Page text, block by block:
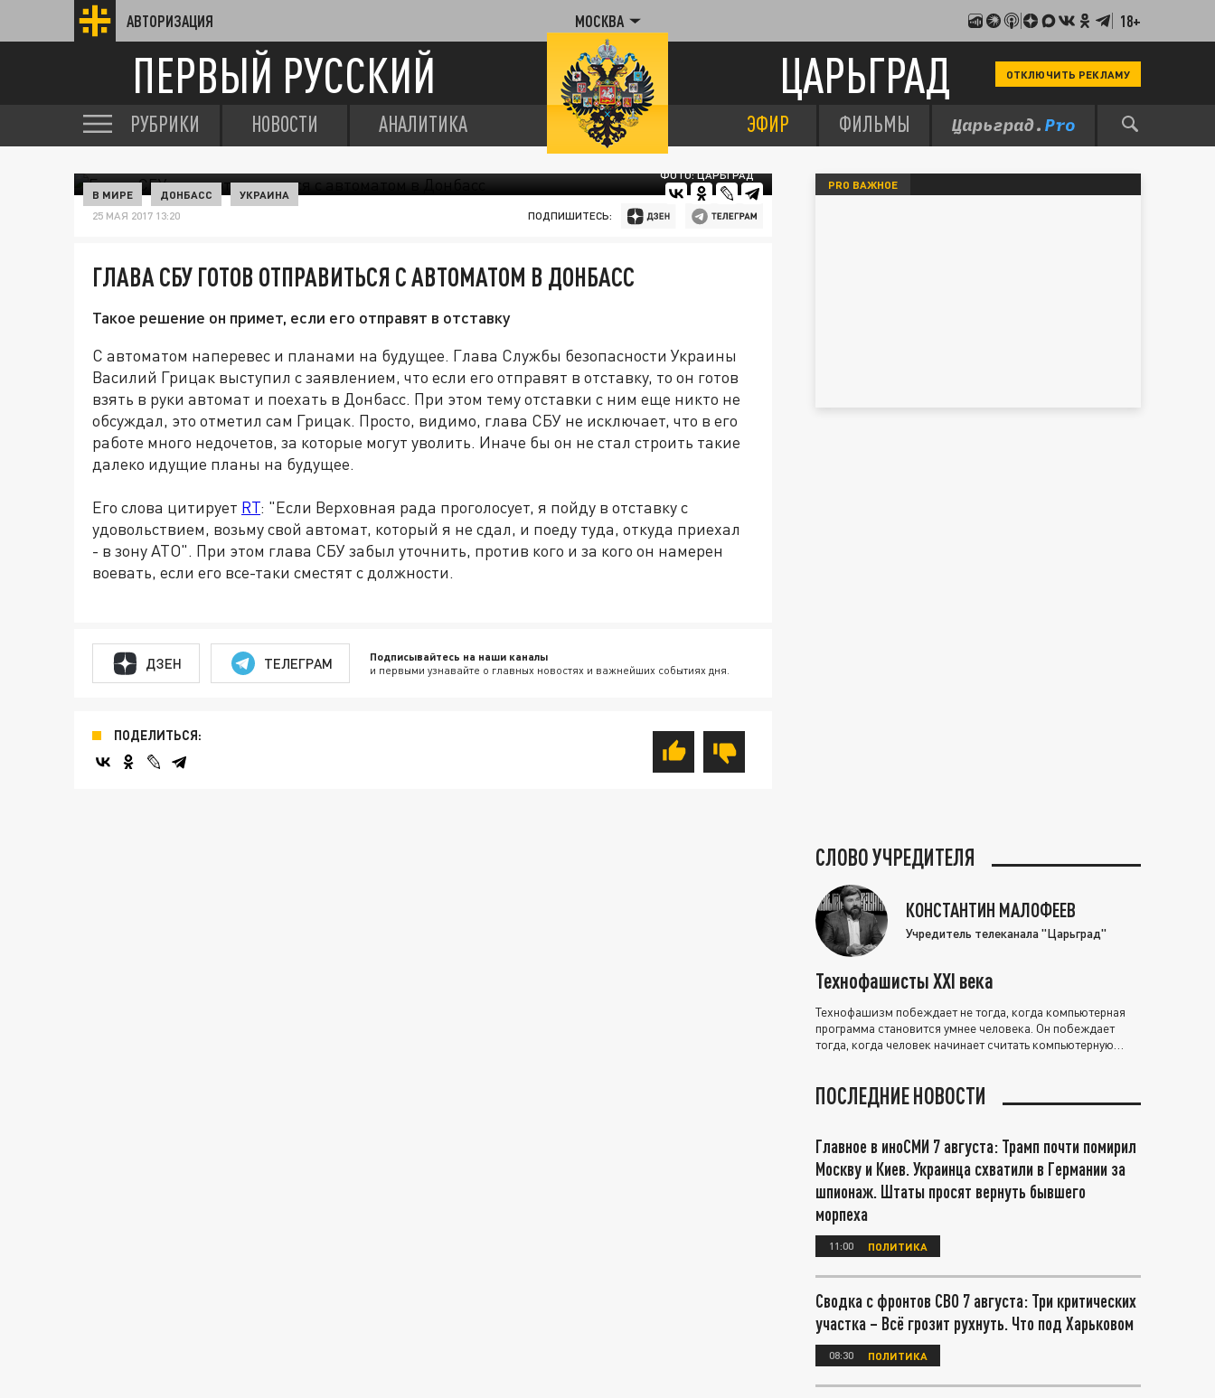
АВТОРИЗАЦИЯ МОСКВА 18+
ПЕРВЫЙ РУССКИЙ ЦАРЬГРАД ОТКЛЮЧИТЬ РЕКЛАМУ
РУБРИКИ НОВОСТИ АНАЛИТИКА ЭФИР ФИЛЬМЫ
ФОТО: ЦАРЬГРАД
В МИРЕ ДОНБАСС УКРАИНА
25 МАЯ 2017 13:20 ПОДПИШИТЕСЬ:
ГЛАВА СБУ ГОТОВ ОТПРАВИТЬСЯ С АВТОМАТОМ В ДОНБАСС
Такое решение он примет, если его отправят в отставку
С автоматом наперевес и планами на будущее. Глава Службы безопасности Украины
Василий Грицак выступил с заявлением, что если его отправят в отставку, то он готов
взять в руки автомат и поехать в Донбасс. При этом тему отставки с ним еще никто не
обсуждал, это отметил сам Грицак. Просто, видимо, глава СБУ не исключает, что в его
работе много недочетов, за которые могут уволить. Иначе бы он не стал строить такие
далеко идущие планы на будущее.
Его слова цитирует RT: "Если Верховная рада проголосует, я пойду в отставку с
удовольствием, возьму свой автомат, который я не сдал, и поеду туда, откуда приехал
- в зону АТО". При этом глава СБУ забыл уточнить, против кого и за кого он намерен
воевать, если его все-таки сместят с должности.
ДЗЕН ТЕЛЕГРАМ Подписывайтесь на наши каналы
и первыми узнавайте о главных новостях и важнейших событиях дня.
ПОДЕЛИТЬСЯ:
PRO ВАЖНОЕ
СЛОВО УЧРЕДИТЕЛЯ
КОНСТАНТИН МАЛОФЕЕВ
Учредитель телеканала "Царьград"
Технофашисты XXI века
Технофашизм побеждает не тогда, когда компьютерная
программа становится умнее человека. Он побеждает
тогда, когда человек начинает считать компьютерную
ПОСЛЕДНИЕ НОВОСТИ
Главное в иноСМИ 7 августа: Трамп почти помирил
Москву и Киев. Украинца схватили в Германии за
шпионаж. Штаты просят вернуть бывшего
морпеха
11:00 ПОЛИТИКА
Сводка с фронтов СВО 7 августа: Три критических
участка – Всё грозит рухнуть. Что под Харьковом
08:30 ПОЛИТИКА